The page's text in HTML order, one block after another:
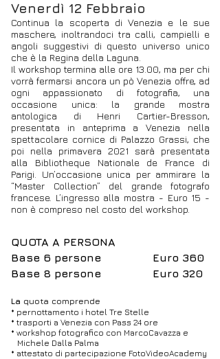
Venerdì 12 Febbraio
Continua la scoperta di Venezia e le sue
maschere, inoltrandoci tra calli, campielli e
angoli suggestivi di questo universo unico
che è la Regina della Laguna.
Il workshop termina alle ore 13.00, ma per chi
vorrà fermarsi ancora un pò Venezia offre, ad
ogni appassionato di fotografia, una
occasione unica: la grande mostra
antologica di Henri Cartier-Bresson,
presentata in anteprima a Venezia nella
spettacolare cornice di Palazzo Grassi, che
poi nella primavera 2021 sarà presentata
alla Bibliotheque Nationale de France di
Parigi. Un’occasione unica per ammirare la
“Master Collection” del grande fotografo
francese. L’ingresso alla mostra - Euro 15 -
non è compreso nel costo del workshop.
QUOTA A PERSONA
Base 6 persone Euro 360
Base 8 persone Euro 320
La quota comprende
* pernottamento i hotel Tre Stelle
* trasporti a Venezia con Pass 24 ore
* workshop fotografico con MarcoCavazza e
Michele Dalla Palma
* attestato di partecipazione FotoVideoAcademy